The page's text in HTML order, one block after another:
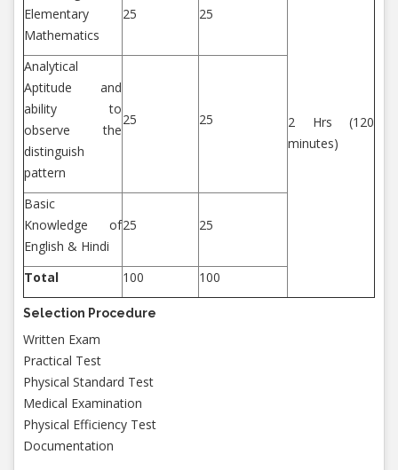
2 Hrs (120
minutes)
Elementary
Mathematics
25 25
Analytical
Aptitude and
ability to
observe the
distinguish
pattern
25 25
Basic
Knowledge of
English & Hindi
25 25
Total 100 100
Selection Procedure
Written Exam
Practical Test
Physical Standard Test
Medical Examination
Physical Efficiency Test
Documentation